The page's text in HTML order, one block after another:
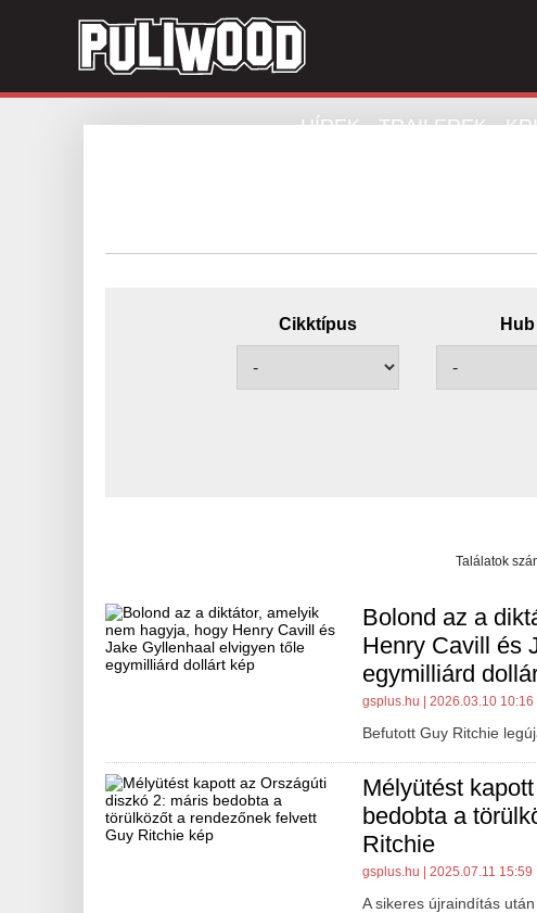
HÍREK TRAILEREK
Cikktípus Hub
Találatok
Bolond az a
Henry Cavill és
egymilliárd
gsplus.hu | 2026.03.10 10:16
Befutott Guy Ritchie
Mélyütést
bedobta a
Ritchie
gsplus.hu | 2025.07.11 15:59
A sikeres újraindítás